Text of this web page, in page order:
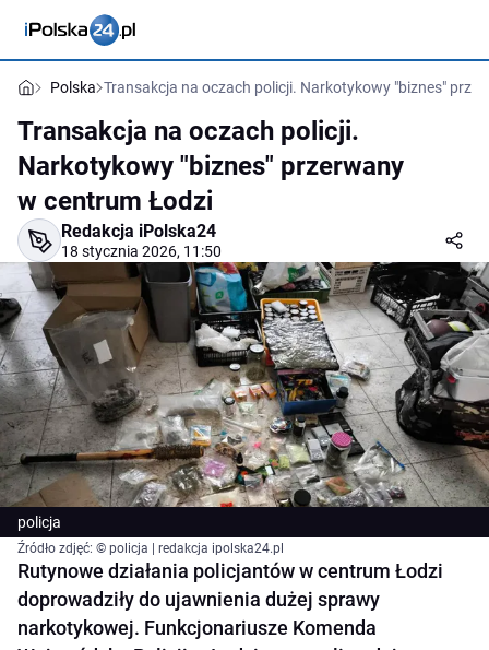
Polska Transakcja na oczach policji. Narkotykowy "biznes"
Transakcja na oczach policji.
Narkotykowy "biznes" przerwany
w centrum Łodzi
Redakcja iPolska24
18 stycznia 2026, 11:50
policja
Źródło zdjęć: © policja | redakcja ipolska24.pl
Rutynowe działania policjantów w centrum Łodzi
doprowadziły do ujawnienia dużej sprawy
narkotykowej. Funkcjonariusze Komenda